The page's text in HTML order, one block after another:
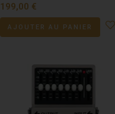
199,00 €
AJOUTER AU PANIER